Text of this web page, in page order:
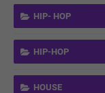
HIP- HOP
HIP-HOP
HOUSE